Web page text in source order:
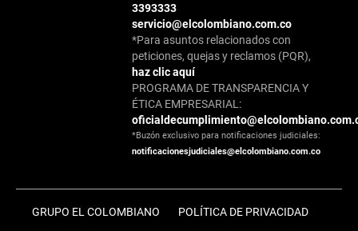
3393333
servicio@elcolombiano.com.co
*Para asuntos relacionados con
peticiones, quejas y reclamos (PQR),
haz clic aquí
PROGRAMA DE TRANSPARENCIA Y
ÉTICA EMPRESARIAL:
*Buzón exclusivo para notificaciones judiciales:
notificacionesjudiciales@elcolombiano.com.co
GRUPO EL COLOMBIANO POLÍTICA DE PRIVACIDAD